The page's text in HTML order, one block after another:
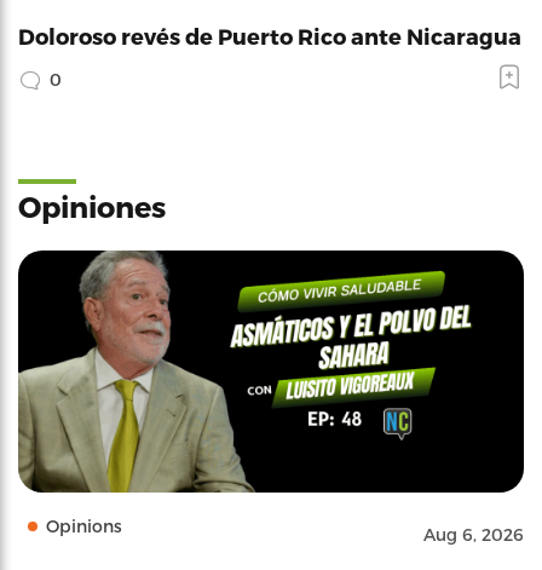
Doloroso revés de Puerto Rico ante Nicaragua
0
Opiniones
Opinions Aug 6, 2026